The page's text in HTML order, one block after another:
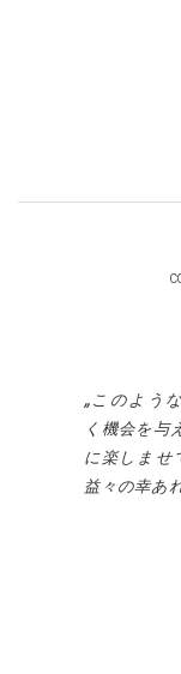
このよう
く機会を与
に楽しませ
益々の幸あ